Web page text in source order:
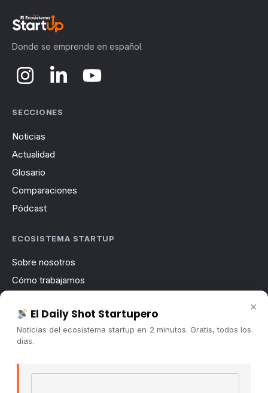
Donde se emprende en español.
SECCIONES
Noticias
Actualidad
Glosario
Comparaciones
Pódcast
ECOSISTEMA STARTUP
Sobre nosotros
Cómo trabajamos
Contacto
Publicidad
×
El Daily Shot Startupero
Noticias del ecosistema startup en 2 minutos. Gratis, todos los
días.